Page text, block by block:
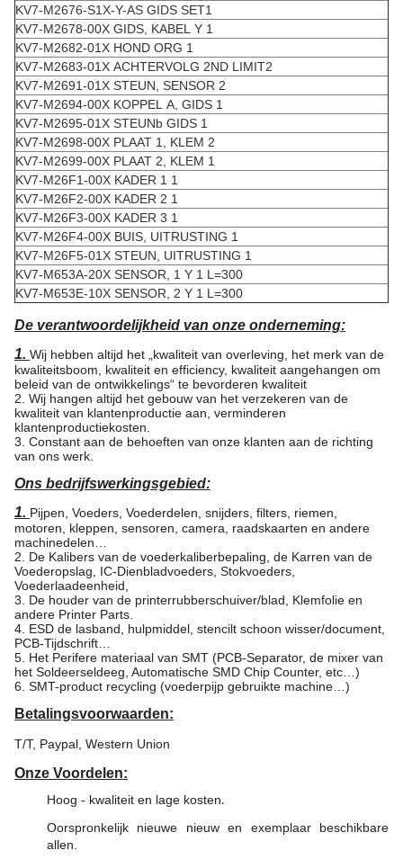
KV7-M2676-S1X-Y-AS GIDS SET1
KV7-M2678-00X GIDS, KABEL Y 1
KV7-M2682-01X HOND ORG 1
KV7-M2683-01X ACHTERVOLG 2ND LIMIT2
KV7-M2691-01X STEUN, SENSOR 2
KV7-M2694-00X KOPPEL A, GIDS 1
KV7-M2695-01X STEUNb GIDS 1
KV7-M2698-00X PLAAT 1, KLEM 2
KV7-M2699-00X PLAAT 2, KLEM 1
KV7-M26F1-00X KADER 1 1
KV7-M26F2-00X KADER 2 1
KV7-M26F3-00X KADER 3 1
KV7-M26F4-00X BUIS, UITRUSTING 1
KV7-M26F5-01X STEUN, UITRUSTING 1
KV7-M653A-20X SENSOR, 1 Y 1 L=300
KV7-M653E-10X SENSOR, 2 Y 1 L=300
De verantwoordelijkheid van onze onderneming:
1. Wij hebben altijd het „kwaliteit van overleving, het merk van de
kwaliteitsboom, kwaliteit en efficiency, kwaliteit aangehangen om
beleid van de ontwikkelings“ te bevorderen kwaliteit
2. Wij hangen altijd het gebouw van het verzekeren van de
kwaliteit van klantenproductie aan, verminderen
klantenproductiekosten.
3. Constant aan de behoeften van onze klanten aan de richting
van ons werk.
Ons bedrijfswerkingsgebied:
1. Pijpen, Voeders, Voederdelen, snijders, filters, riemen,
motoren, kleppen, sensoren, camera, raadskaarten en andere
machinedelen…
2. De Kalibers van de voederkaliberbepaling, de Karren van de
Voederopslag, IC-Dienbladvoeders, Stokvoeders,
Voederlaadeenheid,
3. De houder van de printerrubberschuiver/blad, Klemfolie en
andere Printer Parts.
4. ESD de lasband, hulpmiddel, stencilt schoon wisser/document,
PCB-Tijdschrift…
5. Het Perifere materiaal van SMT (PCB-Separator, de mixer van
het Soldeerseldeeg, Automatische SMD Chip Counter, etc…)
6. SMT-product recycling (voederpijp gebruikte machine…)
Betalingsvoorwaarden:
T/T, Paypal, Western Union
Onze Voordelen:
Hoog - kwaliteit en lage kosten.
Oorspronkelijk nieuwe nieuw en exemplaar beschikbare
allen.